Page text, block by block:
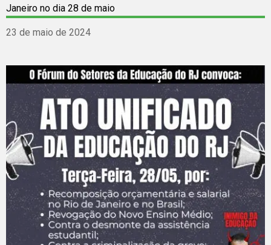
Janeiro no dia 28 de maio
23 de maio de 2024